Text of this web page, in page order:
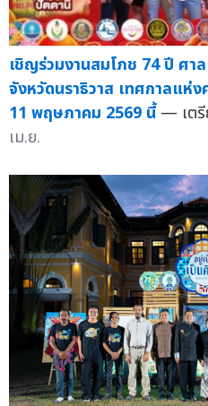
เชิญร่วมงานสมโภช 74 ปี ศาล
จังหวัดนราธิวาส เทศกาลแห่
11 พฤษภาคม 2569 นี้ — เตรี
เม.ย.